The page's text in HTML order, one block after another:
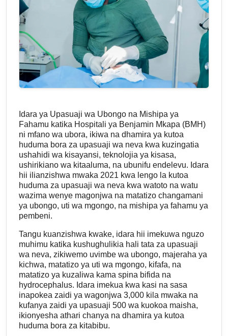
Idara ya Upasuaji wa Ubongo na Mishipa ya
Fahamu katika Hospitali ya Benjamin Mkapa (BMH)
ni mfano wa ubora, ikiwa na dhamira ya kutoa
huduma bora za upasuaji wa neva kwa kuzingatia
ushahidi wa kisayansi, teknolojia ya kisasa,
ushirikiano wa kitaaluma, na ubunifu endelevu. Idara
hii ilianzishwa mwaka 2021 kwa lengo la kutoa
huduma za upasuaji wa neva kwa watoto na watu
wazima wenye magonjwa na matatizo changamani
ya ubongo, uti wa mgongo, na mishipa ya fahamu ya
pembeni.
Tangu kuanzishwa kwake, idara hii imekuwa nguzo
muhimu katika kushughulikia hali tata za upasuaji
wa neva, zikiwemo uvimbe wa ubongo, majeraha ya
kichwa, matatizo ya uti wa mgongo, kifafa, na
matatizo ya kuzaliwa kama spina bifida na
hydrocephalus. Idara imekua kwa kasi na sasa
inapokea zaidi ya wagonjwa 3,000 kila mwaka na
kufanya zaidi ya upasuaji 500 wa kuokoa maisha,
ikionyesha athari chanya na dhamira ya kutoa
huduma bora za kitabibu.